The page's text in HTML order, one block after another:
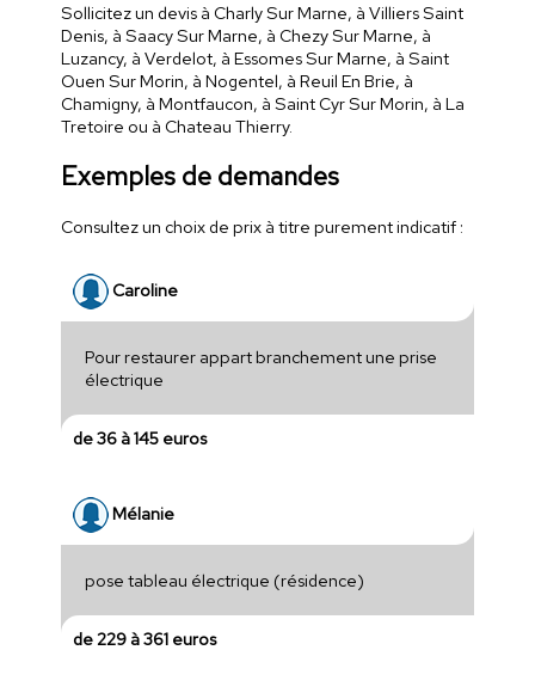
Sollicitez un devis à Charly Sur Marne, à Villiers Saint
Denis, à Saacy Sur Marne, à Chezy Sur Marne, à
Luzancy, à Verdelot, à Essomes Sur Marne, à Saint
Ouen Sur Morin, à Nogentel, à Reuil En Brie, à
Chamigny, à Montfaucon, à Saint Cyr Sur Morin, à La
Tretoire ou à Chateau Thierry.
Exemples de demandes
Consultez un choix de prix à titre purement indicatif :
Caroline
Pour restaurer appart branchement une prise
électrique
de 36 à 145 euros
Mélanie
pose tableau électrique (résidence)
de 229 à 361 euros